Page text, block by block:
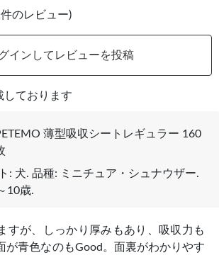
のレビュー)
インしてレビューを投稿
しております
薄型吸収シートレギュラー 160
: 犬. 品種: ミニチュア・シュナウザー.
10歳.
すが、しっかり厚みもあり、吸収力も
が青色なのもGood。面裏がわかりやす